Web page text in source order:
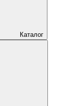
Каталог